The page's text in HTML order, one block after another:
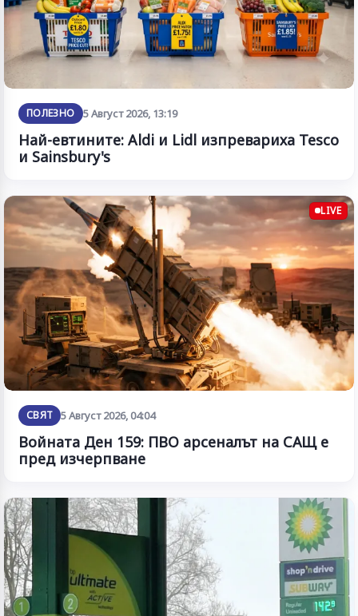
ПОЛЕЗНО 5 Август 2026, 13:19
Най-евтините: Aldi и Lidl изпревариха Tesco
и Sainsbury's
LIVE
СВЯТ 5 Август 2026, 04:04
Войната Ден 159: ПВО арсеналът на САЩ е
пред изчерпване